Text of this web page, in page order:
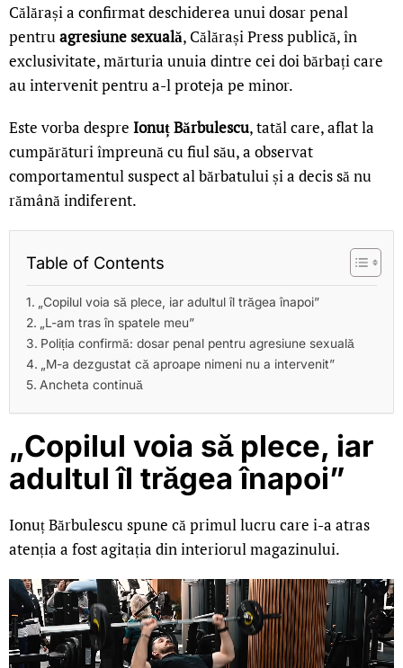
Călărași a confirmat deschiderea unui dosar penal
pentruagresiune sexuală, Călărași Press publică, în
exclusivitate, mărturia unuia dintre cei doi bărbați care
au intervenit pentru a-l proteja pe minor.
Este vorba despre Ionuț Bărbulescu, tatăl care, aflat la
cumpărături împreună cu fiul său, a observat
comportamentul suspect al bărbatului și a decis să nu
rămână indiferent.
Table of Contents
„Copilul voia să plece, iar adultul îl trăgea înapoi”
„L-am tras în spatele meu”
Poliția confirmă: dosar penal pentru agresiune sexuală
„M-a dezgustat că aproape nimeni nu a intervenit”
Ancheta continuă
„Copilul voia să plece, iar
adultul îl trăgea înapoi”
Ionuț Bărbulescu spune că primul lucru care i-a atras
atenția a fost agitația din interiorul magazinului.